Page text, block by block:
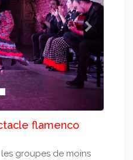
Suivant
flamenco
groupes de moins